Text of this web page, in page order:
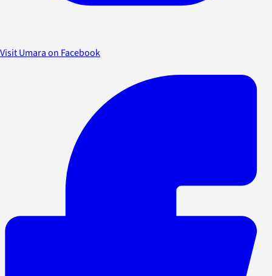
Visit Umara on Facebook